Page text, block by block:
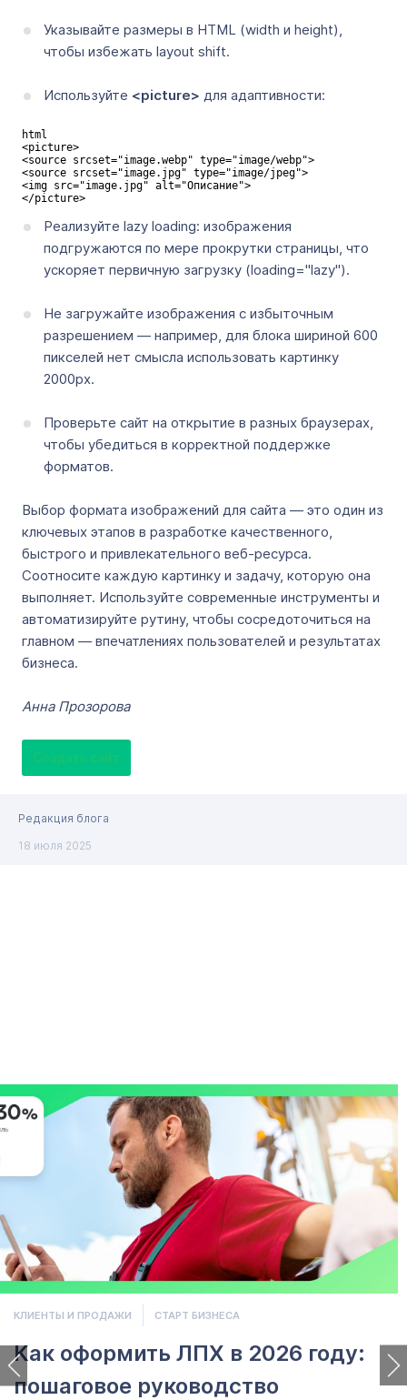
Указывайте размеры в HTML (width и height),
чтобы избежать layout shift.
Используйте <picture> для адаптивности:
html
<picture>
<source srcset="image.webp" type="image/webp">
<source srcset="image.jpg" type="image/jpeg">
<img src="image.jpg" alt="Описание">
</picture>
Реализуйте lazy loading: изображения
подгружаются по мере прокрутки страницы, что
ускоряет первичную загрузку (loading="lazy").
Не загружайте изображения с избыточным
разрешением — например, для блока шириной 600
пикселей нет смысла использовать картинку
2000px.
Проверьте сайт на открытие в разных браузерах,
чтобы убедиться в корректной поддержке
форматов.
Выбор формата изображений для сайта — это один из
ключевых этапов в разработке качественного,
быстрого и привлекательного веб-ресурса.
Соотносите каждую картинку и задачу, которую она
выполняет. Используйте современные инструменты и
автоматизируйте рутину, чтобы сосредоточиться на
главном — впечатлениях пользователей и результатах
бизнеса.
Анна Прозорова
Создать сайт
Редакция блога
18 июля 2025
КЛИЕНТЫ И ПРОДАЖИ СТАРТ БИЗНЕСА
Как оформить ЛПХ в 2026 году:
пошаговое руководство